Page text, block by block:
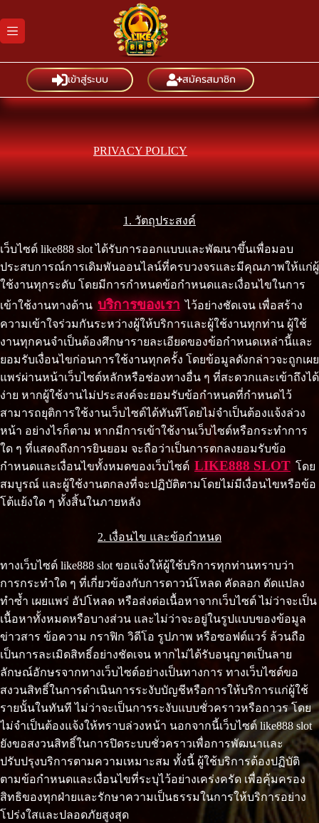
to
content
เข้าสู่ระบบ สมัครสมาชิก
PRIVACY POLICY
1. วัตถุประสงค์
เว็บไซต์ like888 slot ได้รับการออกแบบและพัฒนาขึ้นเพื่อมอบ
ประสบการณ์การเดิมพันออนไลน์ที่ครบวงจรและมีคุณภาพให้แก่ผู้
ใช้งานทุกระดับ โดยมีการกำหนดข้อกำหนดและเงื่อนไขในการ
เข้าใช้งานทางด้าน บริการของเรา ไว้อย่างชัดเจน เพื่อสร้าง
ความเข้าใจร่วมกันระหว่างผู้ให้บริการและผู้ใช้งานทุกท่าน ผู้ใช้
งานทุกคนจำเป็นต้องศึกษารายละเอียดของข้อกำหนดเหล่านี้และ
ยอมรับเงื่อนไขก่อนการใช้งานทุกครั้ง โดยข้อมูลดังกล่าวจะถูกเผย
แพร่ผ่านหน้าเว็บไซต์หลักหรือช่องทางอื่น ๆ ที่สะดวกและเข้าถึงได้
ง่าย หากผู้ใช้งานไม่ประสงค์จะยอมรับข้อกำหนดที่กำหนดไว้
สามารถยุติการใช้งานเว็บไซต์ได้ทันทีโดยไม่จำเป็นต้องแจ้งล่วง
หน้า อย่างไรก็ตาม หากมีการเข้าใช้งานเว็บไซต์หรือกระทำการ
ใด ๆ ที่แสดงถึงการยินยอม จะถือว่าเป็นการตกลงยอมรับข้อ
กำหนดและเงื่อนไขทั้งหมดของเว็บไซต์ LIKE888 SLOT โดย
สมบูรณ์ และผู้ใช้งานตกลงที่จะปฏิบัติตามโดยไม่มีเงื่อนไขหรือข้อ
โต้แย้งใด ๆ ทั้งสิ้นในภายหลัง
2. เงื่อนไข และข้อกำหนด
ทางเว็บไซต์ like888 slot ขอแจ้งให้ผู้ใช้บริการทุกท่านทราบว่า
การกระทำใด ๆ ที่เกี่ยวข้องกับการดาวน์โหลด คัดลอก ดัดแปลง
ทำซ้ำ เผยแพร่ อัปโหลด หรือส่งต่อเนื้อหาจากเว็บไซต์ ไม่ว่าจะเป็น
เนื้อหาทั้งหมดหรือบางส่วน และไม่ว่าจะอยู่ในรูปแบบของข้อมูล
ข่าวสาร ข้อความ กราฟิก วิดีโอ รูปภาพ หรือซอฟต์แวร์ ล้วนถือ
เป็นการละเมิดสิทธิ์อย่างชัดเจน หากไม่ได้รับอนุญาตเป็นลาย
ลักษณ์อักษรจากทางเว็บไซต์อย่างเป็นทางการ ทางเว็บไซต์ขอ
สงวนสิทธิ์ในการดำเนินการระงับบัญชีหรือการให้บริการแก่ผู้ใช้
รายนั้นในทันที ไม่ว่าจะเป็นการระงับแบบชั่วคราวหรือถาวร โดย
ไม่จำเป็นต้องแจ้งให้ทราบล่วงหน้า นอกจากนี้เว็บไซต์ like888 slot
ยังขอสงวนสิทธิ์ในการปิดระบบชั่วคราวเพื่อการพัฒนาและ
ปรับปรุงบริการตามความเหมาะสม ทั้งนี้ ผู้ใช้บริการต้องปฏิบัติ
ตามข้อกำหนดและเงื่อนไขที่ระบุไว้อย่างเคร่งครัด เพื่อคุ้มครอง
สิทธิของทุกฝ่ายและรักษาความเป็นธรรมในการให้บริการอย่าง
โปร่งใสและปลอดภัยสูงสุด